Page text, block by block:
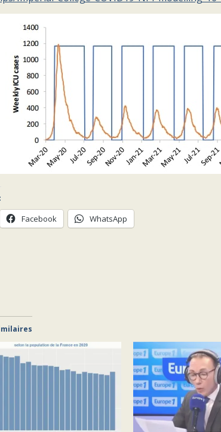
Facebook WhatsApp